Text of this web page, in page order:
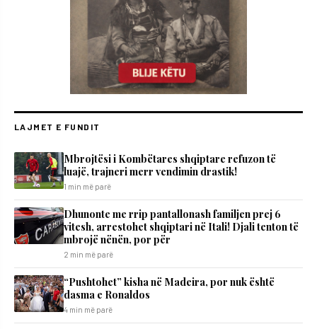
LAJMET E FUNDIT
Mbrojtësi i Kombëtares shqiptare refuzon të
luajë, trajneri merr vendimin drastik!
1 min më parë
Dhunonte me rrip pantallonash familjen prej 6
vitesh, arrestohet shqiptari në Itali! Djali tenton të
mbrojë nënën, por për
2 min më parë
“Pushtohet” kisha në Madeira, por nuk është
dasma e Ronaldos
4 min më parë